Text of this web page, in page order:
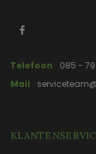
Telefoon
085 -
Mail